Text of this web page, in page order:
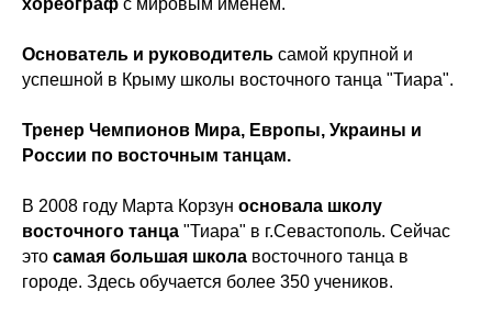
хореограф с мировым именем.
Основатель и руководитель самой крупной и
успешной в Крыму школы восточного танца "Тиара".
Тренер Чемпионов Мира, Европы, Украины и
России по восточным танцам.
В 2008 году Марта Корзун основала школу
восточного танца "Тиара" в г.Севастополь. Сейчас
это самая большая школа восточного танца в
городе. Здесь обучается более 350 учеников.